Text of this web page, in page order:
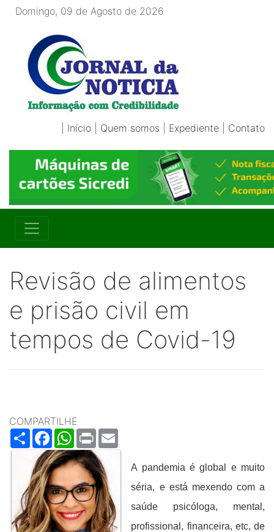
Domingo, 09 de Agosto de 2026
Início Quem somos Expediente Contato
Revisão de alimentos
e prisão civil em
tempos de Covid-19
COMPARTILHE
ShareFacebookWhatsApp
Print
A pandemia é global e muito
séria, e está mexendo com a
saúde psicóloga, mental,
profissional, financeira, etc, de